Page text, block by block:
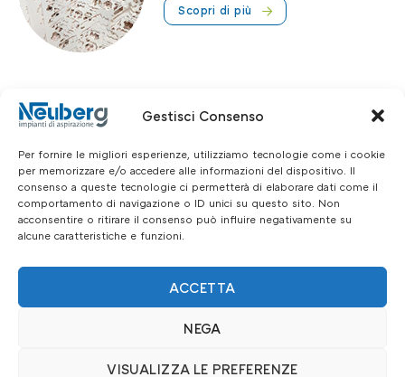
Gestisci Consenso
Per fornire le migliori esperienze, utilizziamo tecnologie come i cookie
per memorizzare e/o accedere alle informazioni del dispositivo. Il
consenso a queste tecnologie ci permetterà di elaborare dati come il
comportamento di navigazione o ID unici su questo sito. Non
acconsentire o ritirare il consenso può influire negativamente su
alcune caratteristiche e funzioni.
ACCETTA
NEGA
VISUALIZZA LE PREFERENZE
Scopri di più
Scopri di più
Cartiera
Scopri di più